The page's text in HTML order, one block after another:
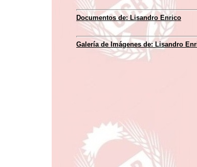
Documentos de:Lisandro Enrico
Galería de Imágenes de:Lisandro